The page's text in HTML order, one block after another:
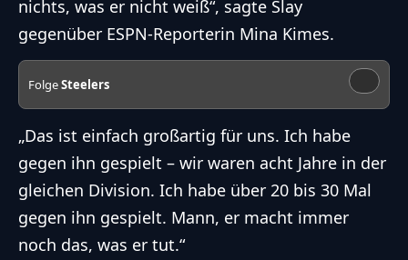
nichts, was er nicht weiß“, sagte Slay
gegenüber ESPN-Reporterin Mina Kimes.
FolgeSteelers
„Das ist einfach großartig für uns. Ich habe
gegen ihn gespielt – wir waren acht Jahre in der
gleichen Division. Ich habe über 20 bis 30 Mal
gegen ihn gespielt. Mann, er macht immer
noch das, was er tut.“